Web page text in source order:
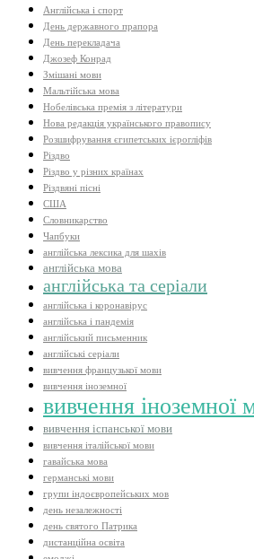
Англійська і спорт
День державного прапора
День перекладача
Джозеф Конрад
Змішані мови
Мальтійська мова
Нобелівська премія з літератури
Нова редакція українського правопису
Розшифрування єгипетських ієрогліфів
Різдво
Різдво у різних країнах
Різдвяні пісні
США
Словникарство
Чапбуки
англійська лексика для шахів
англійська мова
англійська та серіали
англійська і коронавірус
англійська і пандемія
англійський письменник
англійські серіали
вивчення французької мови
вивчення іноземної
вивчення іноземної
вивчення іспанської мови
вивчення італійської мови
гавайська мова
германські мови
групи індоєвропейських мов
день незалежності
день святого Патрика
дистанційна освіта